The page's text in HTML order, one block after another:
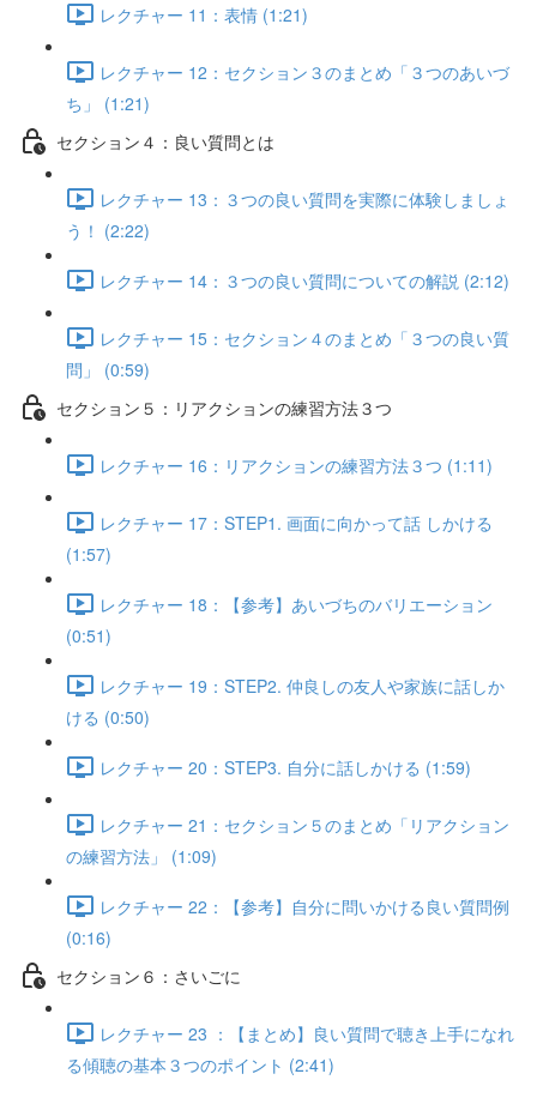
レクチャー 11：表情 (1:21)
レクチャー 12：セクション３のまとめ「３つのあいづ
ち」 (1:21)
セクション４：良い質問とは
レクチャー 13：３つの良い質問を実際に体験しましょ
う！ (2:22)
レクチャー 14：３つの良い質問についての解説 (2:12)
レクチャー 15：セクション４のまとめ「３つの良い質
問」 (0:59)
セクション５：リアクションの練習方法３つ
レクチャー 16：リアクションの練習方法３つ (1:11)
レクチャー 17：STEP1. 画面に向かって話 しかける
(1:57)
レクチャー 18：【参考】あいづちのバリエーション
(0:51)
レクチャー 19：STEP2. 仲良しの友人や家族に話しか
ける (0:50)
レクチャー 20：STEP3. 自分に話しかける (1:59)
レクチャー 21：セクション５のまとめ「リアクション
の練習方法」 (1:09)
レクチャー 22：【参考】自分に問いかける良い質問例
(0:16)
セクション６：さいごに
レクチャー 23 ：【まとめ】良い質問で聴き上手になれ
る傾聴の基本３つのポイント (2:41)